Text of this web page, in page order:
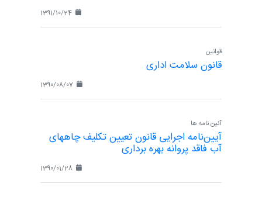
قوانین
قانون سلامت اداری
آئین نامه ها
آیین‌نامه اجرایی قانون تعیین تکلیف چاههای
آب فاقد پروانه بهره برداری